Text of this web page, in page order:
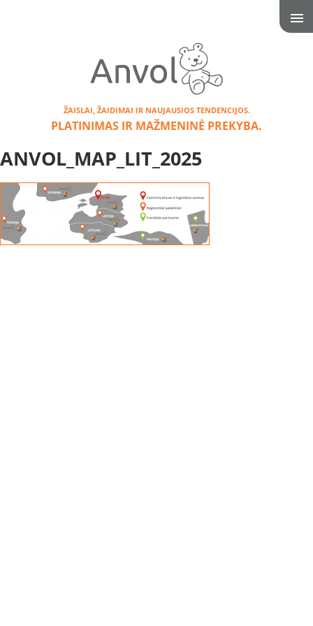
ŽAISLAI, ŽAIDIMAI IR NAUJAUSIOS TENDENCIJOS.
PLATINIMAS IR MAŽMENINĖ PREKYBA.
ANVOL_MAP_LIT_2025